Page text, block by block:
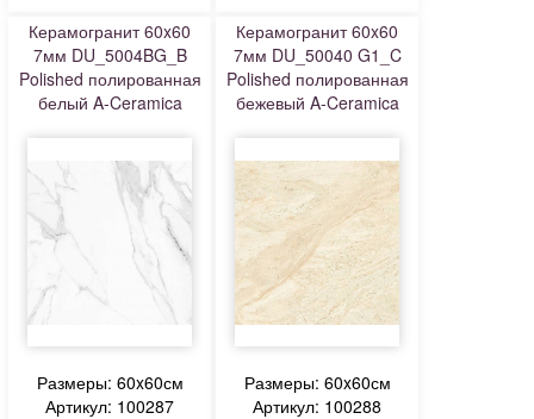
Керамогранит 60x60
7мм DU_5004BG_B
Polished полированная
белый A-Ceramica
Размеры: 60x60см
Артикул: 100287
Керамогранит 60x60
7мм DU_50040 G1_C
Polished полированная
бежевый A-Ceramica
Размеры: 60x60см
Артикул: 100288